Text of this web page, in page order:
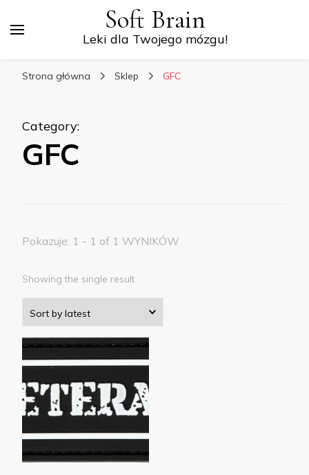
Soft Brain
Leki dla Twojego mózgu!
Strona główna Sklep GFC
Category:
GFC
Pokazuje: 1 - 1 of 1 WYNIKÓW
Showing the single result